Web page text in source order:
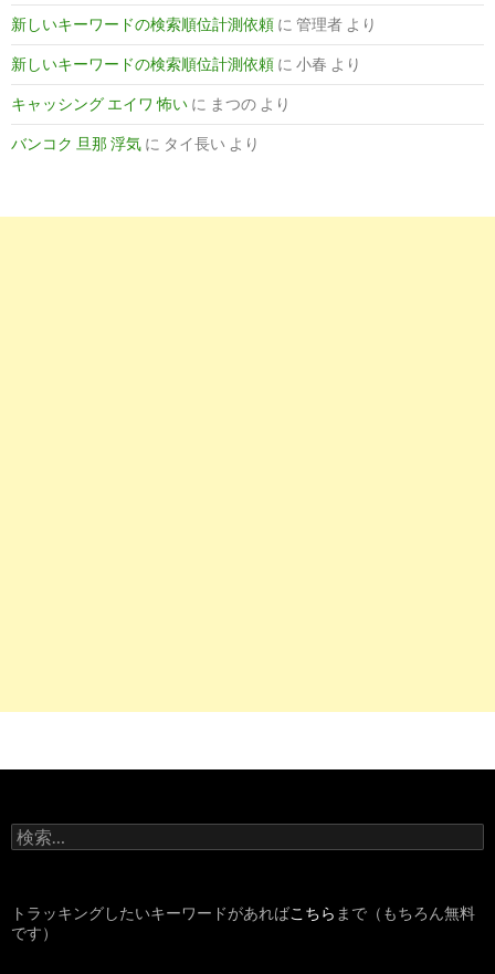
市-275845.html
看護師の求人 - 宮崎県延岡市 | careerjet.jp
http:// jp.indeed.com /看護師関連の求人宮崎県-延岡市
看護師の求人 - 宮崎県 延岡市| Indeed.com
9 http://medical.kyujinno.info/miyazaki/?
新しいキーワードの検索順位計測依頼 に 管理者 より
新しいキーワードの検索順位計測依頼 に 小春 より
キャッシング エイワ 怖い に まつの より
バンコク 旦那 浮気 に タイ長い より
検
索
トラッキングしたいキーワードがあればこちら まで（もちろん無料
です）